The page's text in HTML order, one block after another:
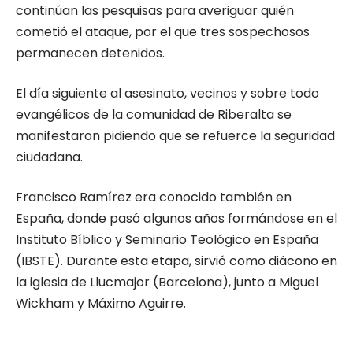
continúan las pesquisas para averiguar quién
cometió el ataque, por el que tres sospechosos
permanecen detenidos.
El día siguiente al asesinato, vecinos y sobre todo
evangélicos de la comunidad de Riberalta se
manifestaron pidiendo que se refuerce la seguridad
ciudadana.
Francisco Ramírez era conocido también en
España, donde pasó algunos años formándose en el
Instituto Bíblico y Seminario Teológico en España
(IBSTE). Durante esta etapa, sirvió como diácono en
la iglesia de Llucmajor (Barcelona), junto a Miguel
Wickham y Máximo Aguirre.